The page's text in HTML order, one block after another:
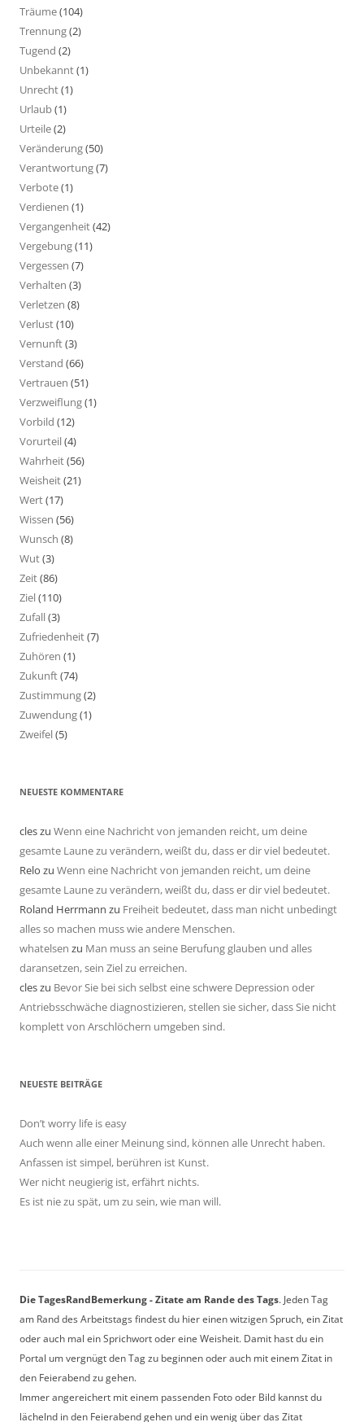
Träume(104)
Trennung(2)
Tugend (2)
Unbekannt(1)
Unrecht(1)
Urlaub(1)
Urteile(2)
Veränderung(50)
Verantwortung(7)
Verbote(1)
Verdienen (1)
Vergangenheit(42)
Vergebung(11)
Vergessen (7)
Verhalten (3)
Verletzen (8)
Verlust(10)
Vernunft(3)
Verstand (66)
Vertrauen (51)
Verzweiflung(1)
Vorbild (12)
Vorurteil(4)
Wahrheit(56)
Weisheit(21)
Wert(17)
Wissen (56)
Wunsch (8)
Wut(3)
Zeit(86)
Ziel(110)
Zufall(3)
Zufriedenheit(7)
Zuhören (1)
Zukunft(74)
Zustimmung(2)
Zuwendung(1)
Zweifel(5)
NEUESTE KOMMENTARE
cleszu Wenn eine Nachricht von jemanden reicht, um deine
gesamte Laune zu verändern, weißt du, dass er dir viel bedeutet.
Relo zu Wenn eine Nachricht von jemanden reicht, um deine
gesamte Laune zu verändern, weißt du, dass er dir viel bedeutet.
Roland Herrmann zu Freiheit bedeutet, dass man nicht unbedingt
alles so machen muss wie andere Menschen.
whatelsen zu Man muss an seine Berufung glauben und alles
daransetzen, sein Ziel zu erreichen.
cleszu Bevor Sie bei sich selbst eine schwere Depression oder
Antriebsschwäche diagnostizieren, stellen sie sicher, dass Sie nicht
komplett von Arschlöchern umgeben sind.
NEUESTE BEITRÄGE
Don’t worry life is easy
Auch wenn alle einer Meinung sind, können alle Unrecht haben.
Anfassen ist simpel, berühren ist Kunst.
Wer nicht neugierig ist, erfährt nichts.
Es ist nie zu spät, um zu sein, wie man will.
Die TagesRandBemerkung - Zitate am Rande des Tags. Jeden Tag
am Rand des Arbeitstags findest du hier einen witzigen Spruch, ein Zitat
oder auch mal ein Sprichwort oder eine Weisheit. Damit hast du ein
Portal um vergnügt den Tag zu beginnen oder auch mit einem Zitat in
den Feierabend zu gehen.
Immer angereichert mit einem passenden Foto oder Bild kannst du
lächelnd in den Feierabend gehen und ein wenig über das Zitat